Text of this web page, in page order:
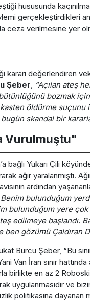
hususunda
gerçekleştirdikleri
ceza verilmesine yer
kararı değerlendiren
Şeber, “Açılan ateş
bozmak
öldürme
skandal bir
Vurulmuştu"
bağlı Yukarı Çili
ağır yaralanmıştı.
ardından
bulunduğum
bulunduğum yere çok
edilmeye başlandı.
gözümü Çaldıran
Burcu Şeber, “Bu
Van İran sınır
birlikte en az 2 Roboski
uygulanmasıdır ve
politikasına dayanan